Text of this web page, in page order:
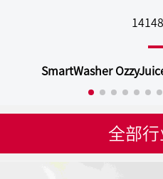
SmartWasher
全部行